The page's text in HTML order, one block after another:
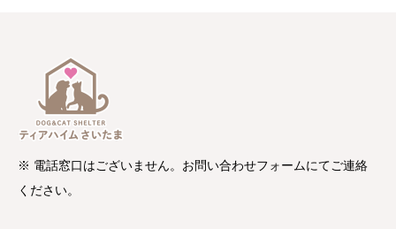
※ 電話窓口はございません。お問い合わせフォームにてご連絡
ください。